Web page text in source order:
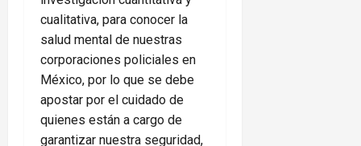
cualitativa, para conocer la
salud mental de nuestras
corporaciones policiales en
México, por lo que se debe
apostar por el cuidado de
quienes están a cargo de
garantizar nuestra seguridad,